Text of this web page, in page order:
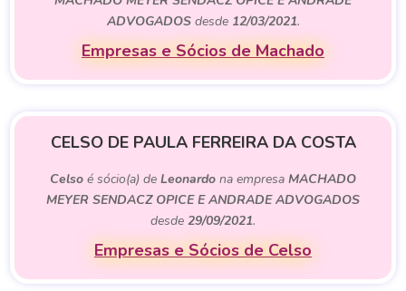
ADVOGADOSdesde 12/03/2021.
Empresas e Sócios de Machado
CELSO DE PAULA FERREIRA DA COSTA
Celso é sócio(a) de Leonardo na empresa MACHADO
MEYER SENDACZ OPICE E ANDRADE ADVOGADOS
desde 29/09/2021.
Empresas e Sócios de Celso